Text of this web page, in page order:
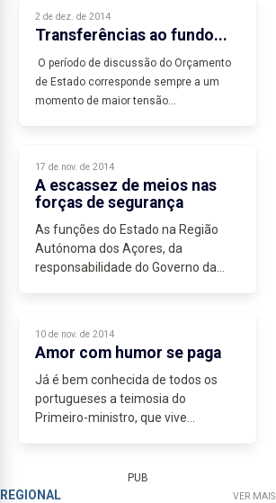
2 de dez. de 2014
Transferências ao fundo...
O período de discussão do Orçamento
de Estado corresponde sempre a um
momento de maior tensão...
17 de nov. de 2014
A escassez de meios nas
forças de segurança
As funções do Estado na Região
Autónoma dos Açores, da
responsabilidade do Governo da
10 de nov. de 2014
Amor com humor se paga
Já é bem conhecida de todos os
portugueses a teimosia do
Primeiro-ministro, que vive
sensibilidade social, por mais que...
PUB
REGIONAL VER MAIS